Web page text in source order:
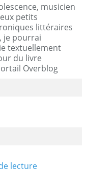
musicien
petits
littéraires
je pourrai
textuellement
du livre
Overblog
lecture